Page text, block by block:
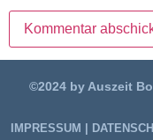
©2024 by Auszeit
IMPRESSUM